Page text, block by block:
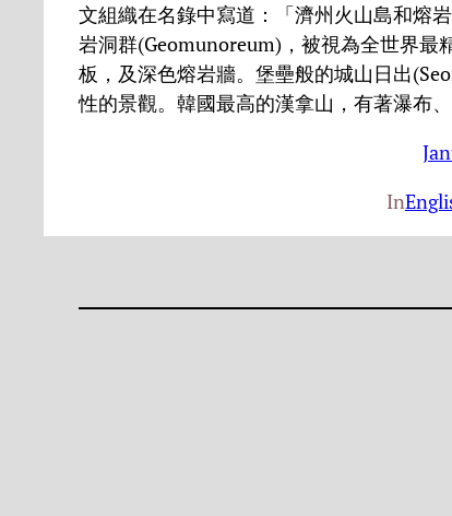
文組織在名錄中寫道：「濟州火山島和熔
岩洞群(Geomunoreum)，被視為全世界
板，及深色熔岩牆。堡壘般的城山日出
性的景觀。韓國最高的漢拿山，有著瀑布
In